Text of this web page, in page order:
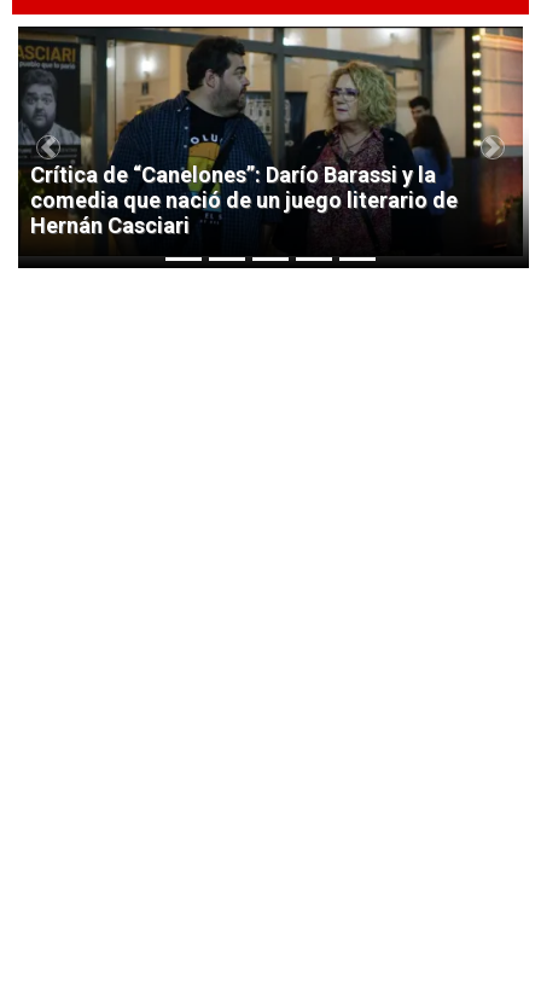
1
Crítica de “Canelones”: Darío Barassi y la
comedia que nació de un juego literario de
Hernán Casciari
Previous Next